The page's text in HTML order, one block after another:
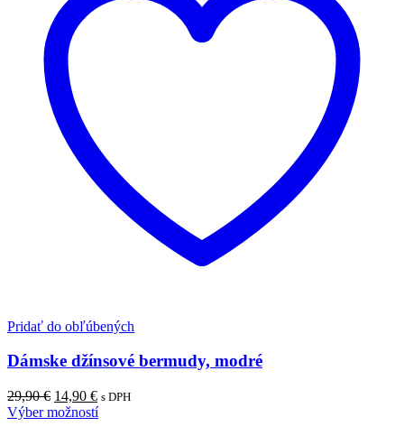
Pridať do obľúbených
Dámske džínsové bermudy, modré
29,90€ 14,90 € s DPH
Výber možností